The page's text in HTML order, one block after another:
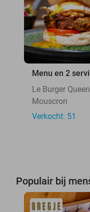
Menu en 2
Le Burger
Mouscron
Verkocht: 51
Populair bij